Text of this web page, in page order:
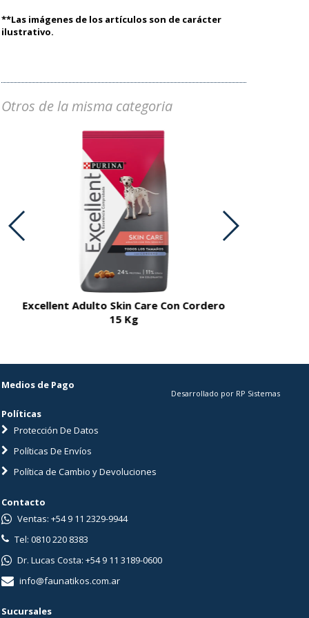
**Las imágenes de los artículos son de carácter
ilustrativo.
Otros de la misma categoria
Excellent Adulto Skin Care Con Cordero
15 Kg
Medios de Pago
Políticas
Protección De Datos
Políticas De Envíos
Política de Cambio y Devoluciones
Desarrollado por RP Sistemas
Contacto
Ventas: +54 9 11 2329-9944
Tel: 0810 220 8383
Dr. Lucas Costa: +54 9 11 3189-0600
info@faunatikos.com.ar
Sucursales